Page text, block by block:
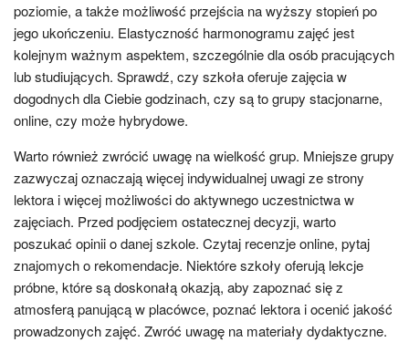
poziomie, a także możliwość przejścia na wyższy stopień po
jego ukończeniu. Elastyczność harmonogramu zajęć jest
kolejnym ważnym aspektem, szczególnie dla osób pracujących
lub studiujących. Sprawdź, czy szkoła oferuje zajęcia w
dogodnych dla Ciebie godzinach, czy są to grupy stacjonarne,
online, czy może hybrydowe.
Warto również zwrócić uwagę na wielkość grup. Mniejsze grupy
zazwyczaj oznaczają więcej indywidualnej uwagi ze strony
lektora i więcej możliwości do aktywnego uczestnictwa w
zajęciach. Przed podjęciem ostatecznej decyzji, warto
poszukać opinii o danej szkole. Czytaj recenzje online, pytaj
znajomych o rekomendacje. Niektóre szkoły oferują lekcje
próbne, które są doskonałą okazją, aby zapoznać się z
atmosferą panującą w placówce, poznać lektora i ocenić jakość
prowadzonych zajęć. Zwróć uwagę na materiały dydaktyczne.